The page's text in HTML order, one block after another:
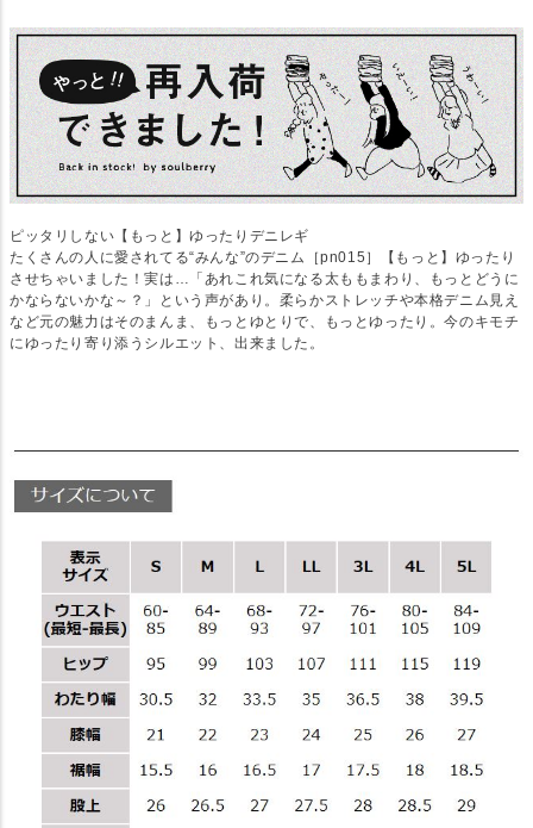
ピッタリしない【もっと】ゆったりデニレギ
たくさんの人に愛されてる“みんな”のデニム［pn015］【もっと】ゆったり
させちゃいました！実は…「あれこれ気になる太ももまわり、もっとどうに
かならないかな～？」という声があり。柔らかストレッチや本格デニム見え
など元の魅力はそのまんま、もっとゆとりで、もっとゆったり。今のキモチ
にゆったり寄り添うシルエット、出来ました。